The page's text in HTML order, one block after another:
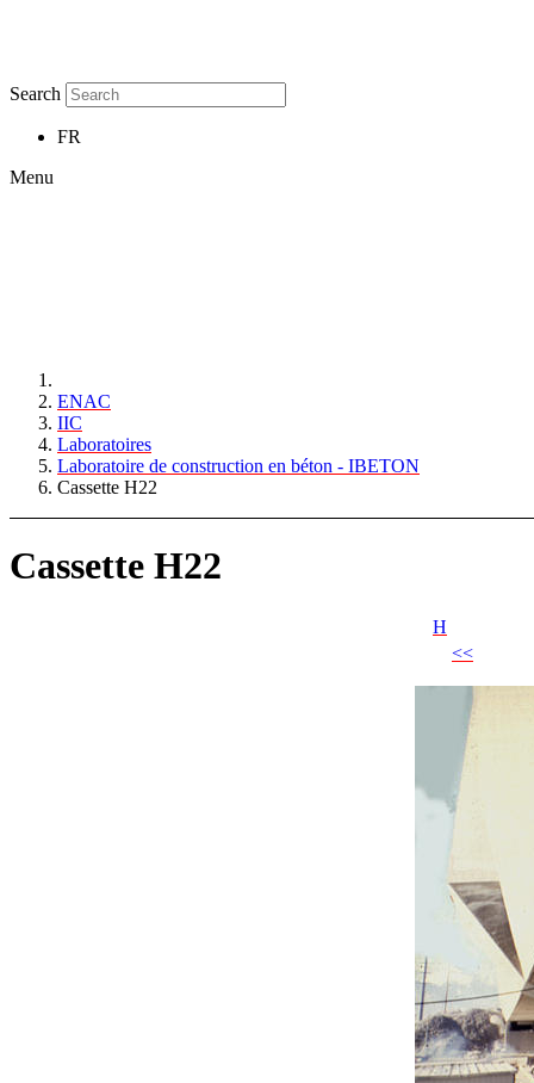
Search
FR
Menu
ENAC
IIC
Laboratoires
Laboratoire de construction en béton - IBETON
Cassette H22
Cassette H22
H
<<